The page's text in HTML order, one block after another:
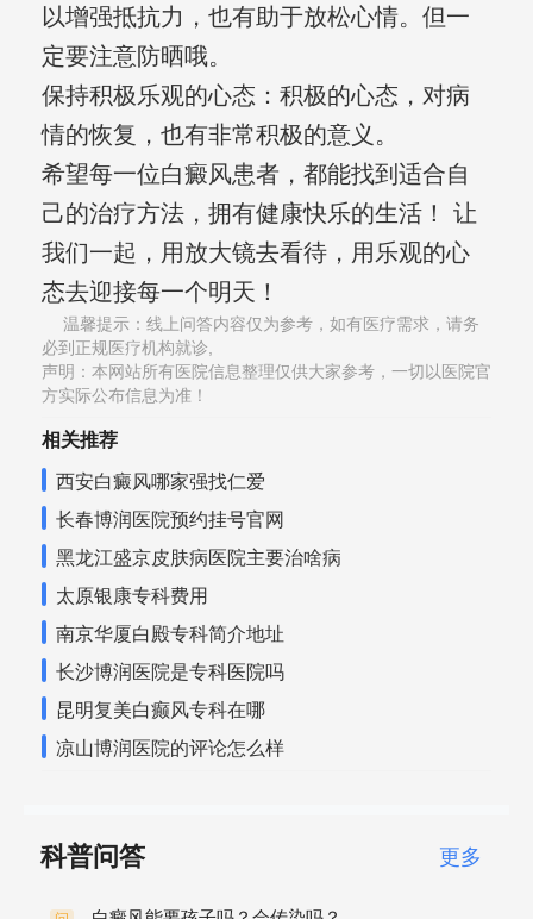
以增强抵抗力，也有助于放松心情。但一
定要注意防晒哦。
保持积极乐观的心态：积极的心态，对病
情的恢复，也有非常积极的意义。
希望每一位白癜风患者，都能找到适合自
己的治疗方法，拥有健康快乐的生活！ 让
我们一起，用放大镜去看待，用乐观的心
态去迎接每一个明天！
温馨提示：线上问答内容仅为参考，如有医疗需求，请务
必到正规医疗机构就诊,
声明：本网站所有医院信息整理仅供大家参考，一切以医院官
方实际公布信息为准！
相关推荐
西安白癜风哪家强找仁爱
长春博润医院预约挂号官网
黑龙江盛京皮肤病医院主要治啥病
太原银康专科费用
南京华厦白殿专科简介地址
长沙博润医院是专科医院吗
昆明复美白癫风专科在哪
凉山博润医院的评论怎么样
科普问答 更多